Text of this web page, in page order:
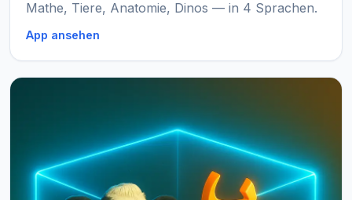
Mathe, Tiere, Anatomie, Dinos — in 4 Sprachen.
App ansehen